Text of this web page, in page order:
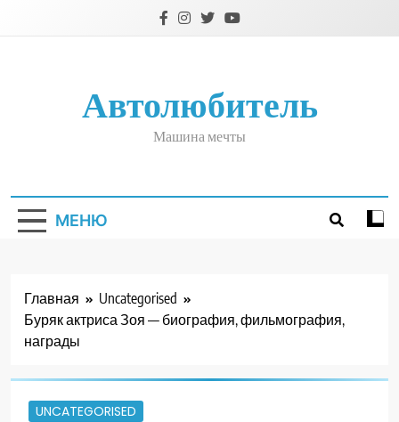
Автолюбитель
Машина мечты
МЕНЮ
Главная
Uncategorised
Буряк актриса Зоя — биография, фильмография,
награды
UNCATEGORISED